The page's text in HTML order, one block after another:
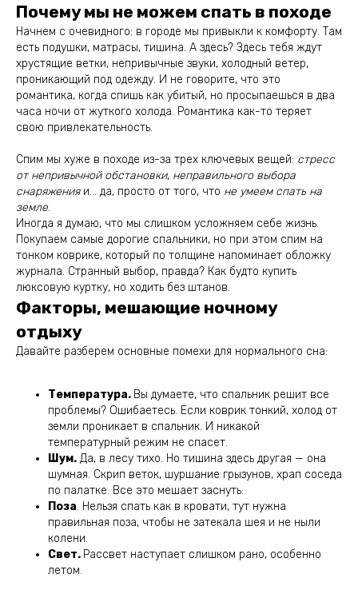
Почему мы не можем спать в походе
Начнем с очевидного: в городе мы привыкли к комфорту. Там
есть подушки, матрасы, тишина. А здесь? Здесь тебя ждут
хрустящие ветки, непривычные звуки, холодный ветер,
проникающий под одежду. И не говорите, что это
романтика, когда спишь как убитый, но просыпаешься в два
часа ночи от жуткого холода. Романтика как-то теряет
свою привлекательность.
Спим мы хуже в походе из-за трех ключевых вещей: стресс
от непривычной обстановки, неправильного выбора
снаряженияи... да, просто от того, что не умеем спать на
земле.
Иногда я думаю, что мы слишком усложняем себе жизнь.
Покупаем самые дорогие спальники, но при этом спим на
тонком коврике, который по толщине напоминает обложку
журнала. Странный выбор, правда? Как будто купить
люксовую куртку, но ходить без штанов.
Факторы, мешающие ночному
отдыху
Давайте разберем основные помехи для нормального сна:
Температура. Вы думаете, что спальник решит все
проблемы? Ошибаетесь. Если коврик тонкий, холод от
земли проникает в спальник. И никакой
температурный режим не спасет.
Шум. Да, в лесу тихо. Но тишина здесь другая — она
шумная. Скрип веток, шуршание грызунов, храп соседа
по палатке. Все это мешает заснуть.
Поза. Нельзя спать как в кровати, тут нужна
правильная поза, чтобы не затекала шея и не ныли
колени.
Свет. Рассвет наступает слишком рано, особенно
летом.